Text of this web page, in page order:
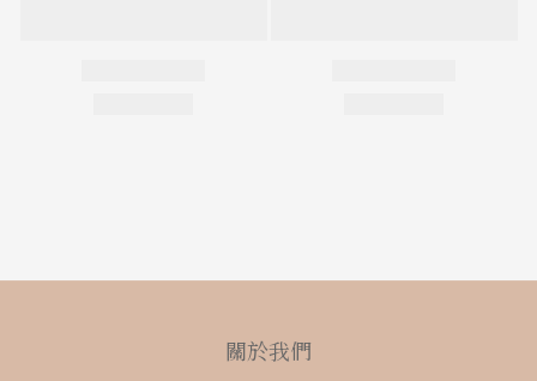
關於我們